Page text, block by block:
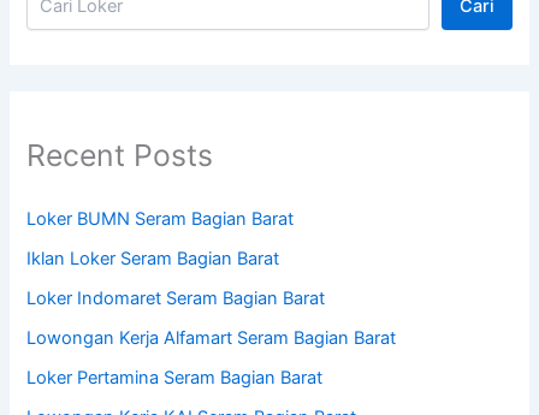
Cari
Recent Posts
Loker BUMN Seram Bagian Barat
Iklan Loker Seram Bagian Barat
Loker Indomaret Seram Bagian Barat
Lowongan Kerja Alfamart Seram Bagian Barat
Loker Pertamina Seram Bagian Barat